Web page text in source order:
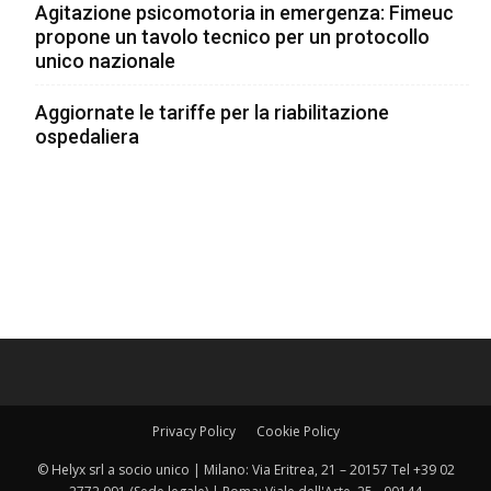
Agitazione psicomotoria in emergenza: Fimeuc
propone un tavolo tecnico per un protocollo
unico nazionale
Aggiornate le tariffe per la riabilitazione
ospedaliera
Privacy Policy Cookie Policy
© Helyx srl a socio unico | Milano: Via Eritrea, 21 – 20157 Tel +39 02